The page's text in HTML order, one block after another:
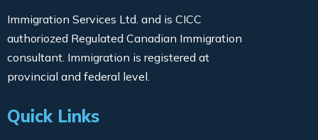
Immigration Services Ltd. and is CICC
authoriozed Regulated Canadian Immigration
consultant. Immigration is registered at
provincial and federal level.
Quick Links